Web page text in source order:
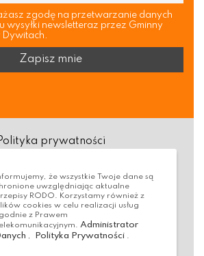
zgodę na przetwarzanie danych
wysyłki newsletteraz przez Gminny
prywatności
danych osobowych (RODO)
dostępności
Architektoniczna
ochrony małoletnich
że wszystkie Twoje dane są
uwzględniając aktualne
RODO. Korzystamy również z
cookies w celu realizacji usług
z Prawem
Administrator
, Polityka Prywatności .